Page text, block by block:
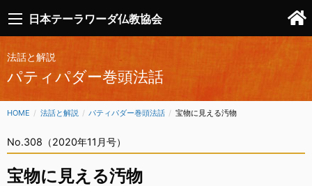
日本テーラワーダ仏教協会
法話と解説
パティパダー巻頭法話
HOME 法話と解説 パティパダー巻頭法話 CURRENT:
宝物に見える汚物
No.308（2020年11月号）
宝物に見える汚物